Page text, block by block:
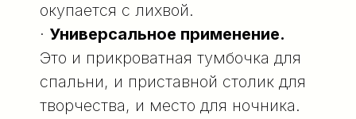
окупается с лихвой.
· Универсальное применение.
Это и прикроватная тумбочка для
спальни, и приставной столик для
творчества, и место для ночника.